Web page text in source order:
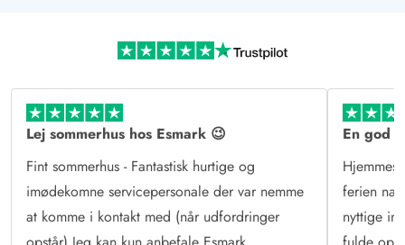
Læs mere om Esmark og vores historie
Lej sommerhus hos Esmark 😉
Fint sommerhus - Fantastisk hurtige og
imødekomne servicepersonale der var nemme
at komme i kontakt med (når udfordringer
En god
ferien
nyttige